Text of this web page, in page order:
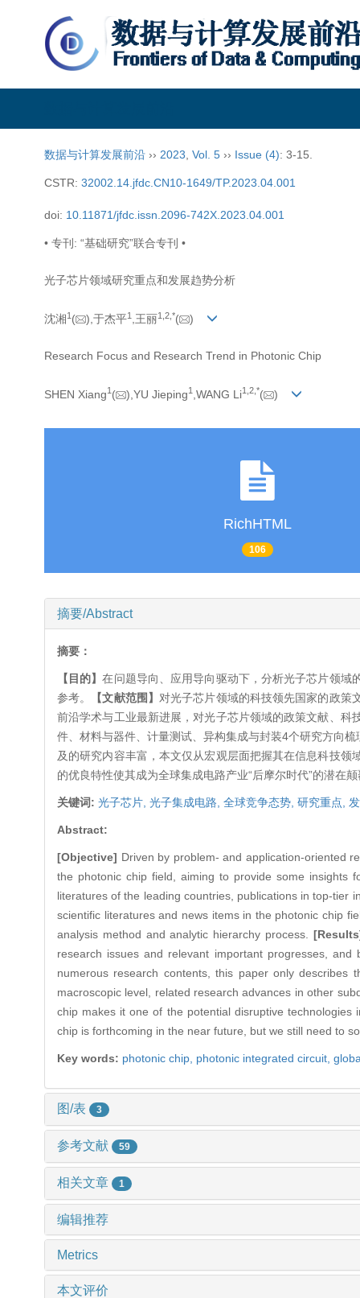
数据与计算发展前沿 ›› 2023 Vol. 5 ›› Issue (4): 3-15.
CSTR: 32002.14.jfdc.CN10-1649/TP.2023.04.001
doi: 10.11871/jfdc.issn.2096-742X.2023.04.001
• 专刊: “基础研究”联合专刊 •
光子芯片领域研究重点和发展趋势分析
沈湘1 ( ),于杰平1 ,王丽1, 2, *( )
Research Focus and Research Trend in Photonic Chip
SHEN Xiang1 ( ),YU Jieping1 ,WANG Li1, 2, *( )
RichHTML
106
摘要/Abstract
摘要：
【目的】在问题导向、应用导向驱动下，分析光子芯片领域
参考。
【文献范围】 对光子芯片领域的科技领先国家的政策
前沿学术与工业最新进展，对光子芯片领域的政策文献、科
件、材料与器件、计量测试、异构集成与封装4个研究方向
及的研究内容丰富，本文仅从宏观层面把握其在信息科技
的优良特性使其成为全球集成电路产业“后摩尔时代”的潜在
关键词: 光子芯片, 光子集成电路, 全球竞争态势, 研究重点,
Abstract:
[Objective] Driven by problem- and application-oriented
the photonic chip field, aiming to provide some insights
literatures of the leading countries, publications in top-
scientific literatures and news items in the photonic chip
analysis method and analytic hierarchy process.
research issues and relevant important progresses,
numerous research contents, this paper only
macroscopic level, related research advances in other
chip makes it one of the potential disruptive technologies
chip is forthcoming in the near future, but we still need to
Key words: photonic chip, photonic integrated circuit,
图/表 3
参考文献 59
相关文章 1
编辑推荐
Metrics
本文评价